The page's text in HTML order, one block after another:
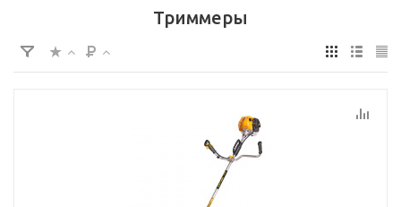
Триммеры